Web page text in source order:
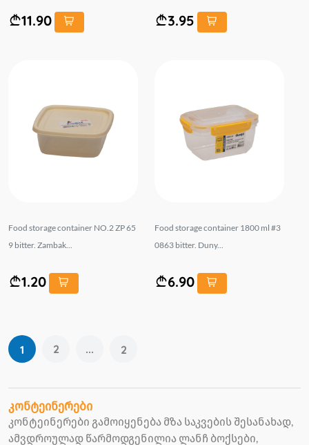
11.90 3.95
Food storage container NO.2 ZP 65
9 bitter. Zambak...
1.20
Food storage container 1800 ml #3
0863 bitter. Duny...
6.90
1 2 ... 2
კონტეინერები
კონტეინერები გამოიყენება მზა საკვების შესანახად,
ამვდროულად წარმოდგენილია ლანჩ ბოქსები,